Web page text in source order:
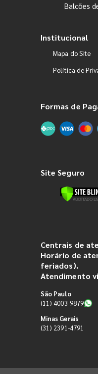
Balcões
Institucional
Mapa do Site
Política de
Formas de
Site Seguro
Centrais de
Horário de
feriados).
Atendimento
São Paulo
(11) 4003-9879
Minas Gerais
(31) 2391-4791